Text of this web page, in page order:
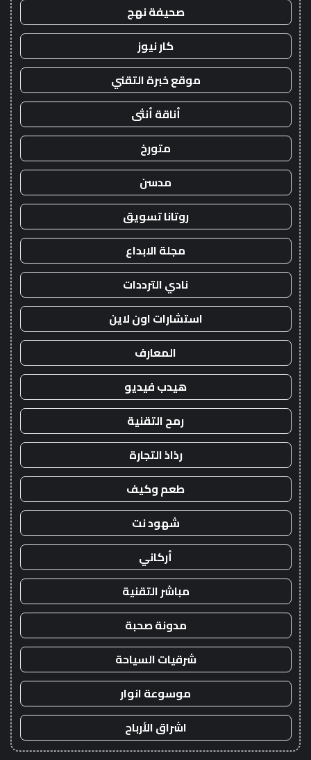
صحيفة نهج
كار نيوز
موقع خبرة التقني
أناقة أنثى
متورخ
مدسن
روتانا تسويق
مجلة الابداع
نادي الترددات
استشارات اون لاين
المعارف
هيدب فيديو
رمح التقنية
رذاذ التجارة
طعم وكيف
شهود نت
أركاني
مباشر التقنية
مدونة صحبة
شرقيات السياحة
موسوعة انوار
اشراق الأرباح